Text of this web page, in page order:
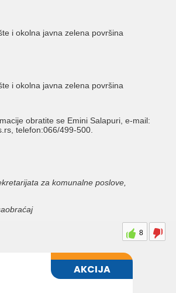
javna zelena površina
javna zelena površina
obratite se Emini Salapuri, e-mail:
telefon:066/499-500.
za komunalne poslove,
8